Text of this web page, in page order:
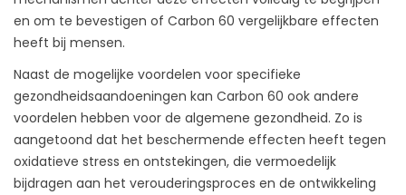
en om te bevestigen of Carbon 60 vergelijkbare effecten
heeft bij mensen.
Naast de mogelijke voordelen voor specifieke
gezondheidsaandoeningen kan Carbon 60 ook andere
voordelen hebben voor de algemene gezondheid. Zo is
aangetoond dat het beschermende effecten heeft tegen
oxidatieve stress en ontstekingen, die vermoedelijk
bijdragen aan het verouderingsproces en de ontwikkeling